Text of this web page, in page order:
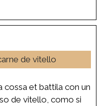
de vitello
cossa et battila con un
de vitello, como si